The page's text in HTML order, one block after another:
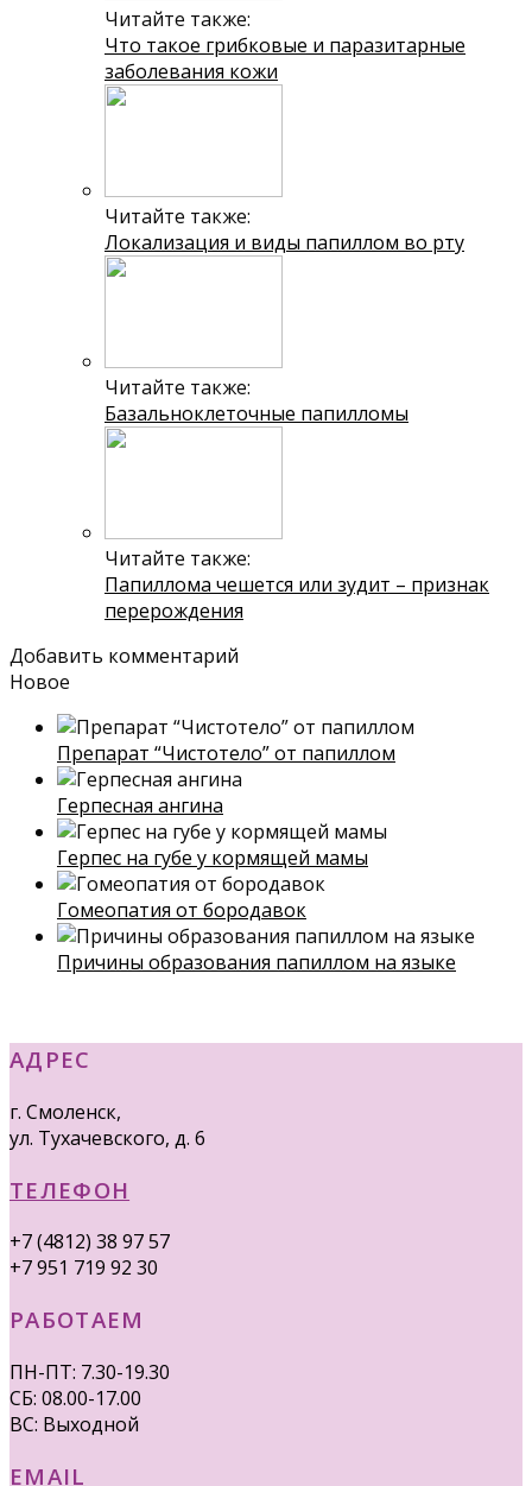
Читайте также:
Что такое грибковые и паразитарные
заболевания кожи
Читайте также:
Локализация и виды папиллом во рту
Читайте также:
Базальноклеточные папилломы
Читайте также:
Папиллома чешется или зудит – признак
перерождения
Добавить комментарий
Новое
Препарат “Чистотело” от папиллом
Герпесная ангина
Герпес на губе у кормящей мамы
Гомеопатия от бородавок
Причины образования папиллом на языке
АДРЕС
г. Смоленск,
ул. Тухачевского, д. 6
ТЕЛЕФОН
+7 (4812) 38 97 57
+7 951 719 92 30
РАБОТАЕМ
ПН-ПТ: 7.30-19.30
СБ: 08.00-17.00
ВС: Выходной
EMAIL